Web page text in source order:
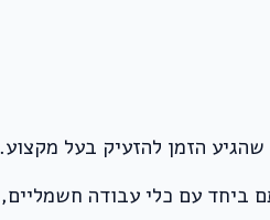
– שמציין שהגיע הזמן להזעיק
עם כלי עבודה חשמליים,